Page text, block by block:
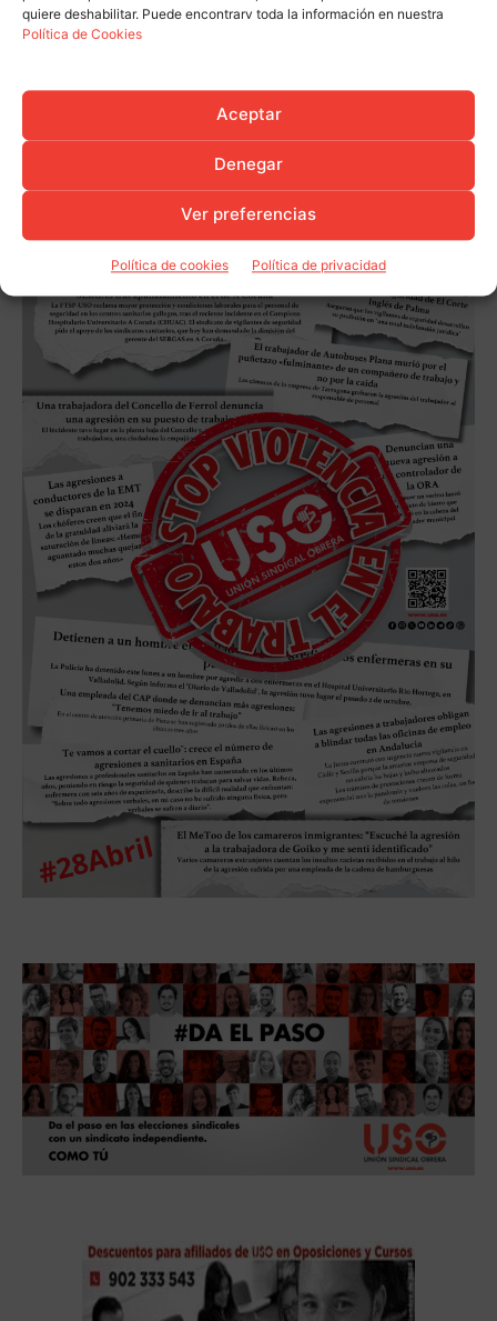
quiere deshabilitar. Puede encontrarv toda la información en nuestra
Política de Cookies
Aceptar
Denegar
Ver preferencias
Política de cookies Política de privacidad